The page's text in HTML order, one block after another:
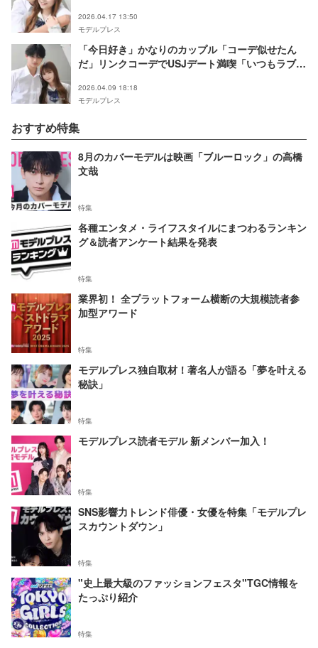
2026.04.17 13:50
モデルプレス
「今日好き」かなりのカップル「コーデ似せたん
だ」リンクコーデでUSJデート満喫「いつもラブラ
2026.04.09 18:18
モデルプレス
おすすめ特集
8月のカバーモデルは映画「ブルーロック」の高橋
文哉
特集
各種エンタメ・ライフスタイルにまつわるランキン
グ＆読者アンケート結果を発表
特集
業界初！ 全プラットフォーム横断の大規模読者参
加型アワード
特集
モデルプレス独自取材！著名人が語る「夢を叶える
秘訣」
特集
モデルプレス読者モデル 新メンバー加入！
特集
SNS影響力トレンド俳優・女優を特集「モデルプレ
スカウントダウン」
特集
"史上最大級のファッションフェスタ"TGC情報を
たっぷり紹介
特集